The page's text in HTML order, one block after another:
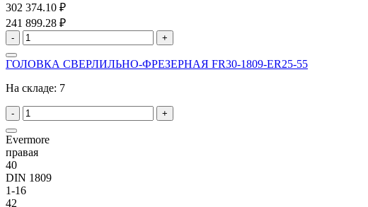
302 374.10 ₽
241 899.28 ₽
- +
ГОЛОВКА СВЕРЛИЛЬНО-ФРЕЗЕРНАЯ FR30-1809-ER25-55
На складе: 7
- +
Evermore
правая
40
DIN 1809
1-16
42